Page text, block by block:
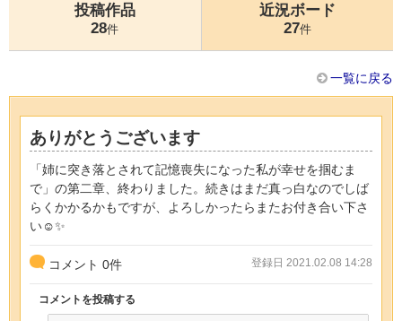
投稿作品
28件
近況ボード
27件
一覧に戻る
ありがとうございます
「姉に突き落とされて記憶喪失になった私が幸せを掴むま
で」の第二章、終わりました。続きはまだ真っ白なのでしば
らくかかるかもですが、よろしかったらまたお付き合い下さ
い☺️✨
コメント 0件 登録日 2021.02.08 14:28
コメントを投稿する